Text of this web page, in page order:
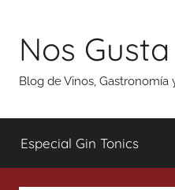
contenido
Nos
Blog de Vinos, Gastronomía
Especial Gin Tonics